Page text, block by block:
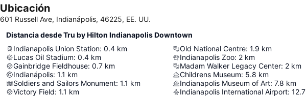
Ubicación
601 Russell Ave, Indianápolis, 46225, EE. UU.
Distancia desde Tru by Hilton Indianapolis Downtown
Indianapolis Union Station: 0.4 km
Lucas Oil Stadium: 0.4 km
Gainbridge Fieldhouse: 0.7 km
Indianápolis: 1.1 km
Soldiers and Sailors Monument: 1.1 km
Victory Field: 1.1 km
Old National Centre: 1.9 km
Indianapolis Zoo: 2 km
Madam Walker Legacy Center: 2 km
Childrens Museum: 5.8 km
Indianapolis Museum of Art: 7.8 km
Indianapolis International Airport: 12.7